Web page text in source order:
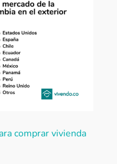
comprar vivienda